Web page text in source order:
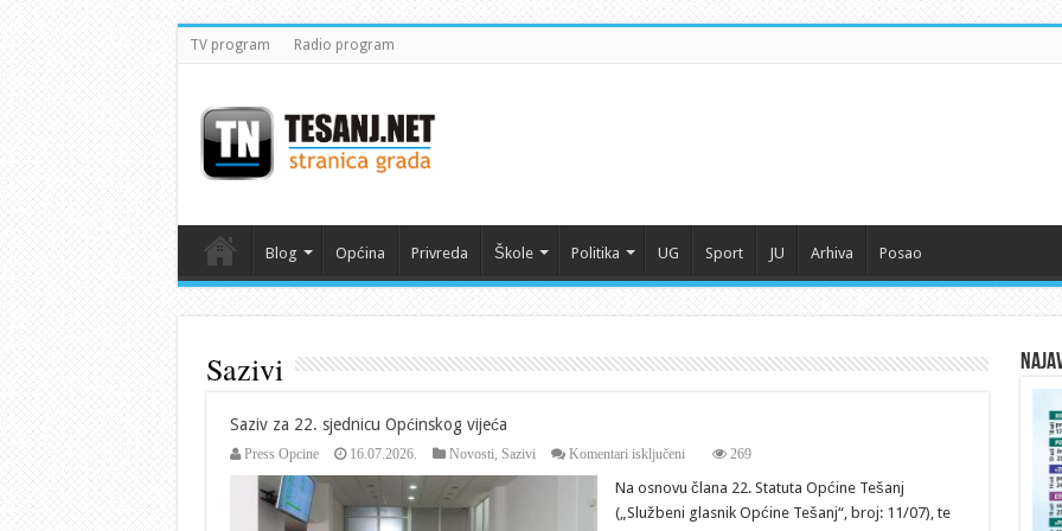
TV program Radio program
Blog Općina Privreda Škole Politika UG Sport JU Arhiva Posao
Sazivi
Saziv za 22. sjednicu Općinskog vijeća
Press Opcine 16.07.2026. Novosti, Sazivi Komentari isključeniza
za
22.
sjednicu
269
Na osnovu člana 22. Statuta Općine Tešanj
(„Službeni glasnik Općine Tešanj“, broj: 11/07), te